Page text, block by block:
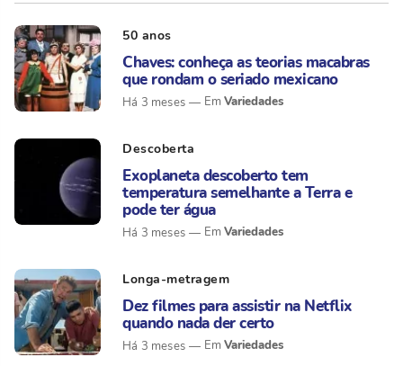
50 anos
Chaves: conheça as teorias macabras
que rondam o seriado mexicano
Há 3 meses Variedades
Descoberta
Exoplaneta descoberto tem
temperatura semelhante a Terra e
pode ter água
Há 3 meses Variedades
Longa-metragem
Dez filmes para assistir na Netflix
quando nada der certo
Há 3 meses Variedades